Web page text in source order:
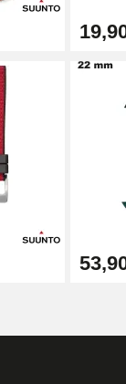
Marteau Horloger pour
3,90 €
Kit pour Réduire Bracelet
13,90 €
Boîte Pompe Bracelet
Diamètre 1,50 mm - 8 à